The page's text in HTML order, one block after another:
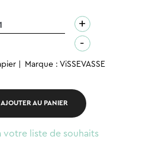
+
-
Marque : ViSSEVASSE
AJOUTER AU PANIER
votre liste de souhaits